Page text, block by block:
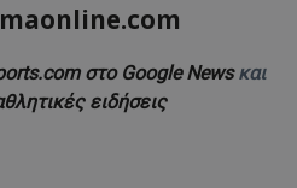
στο Google Newsκαι
ειδήσεις